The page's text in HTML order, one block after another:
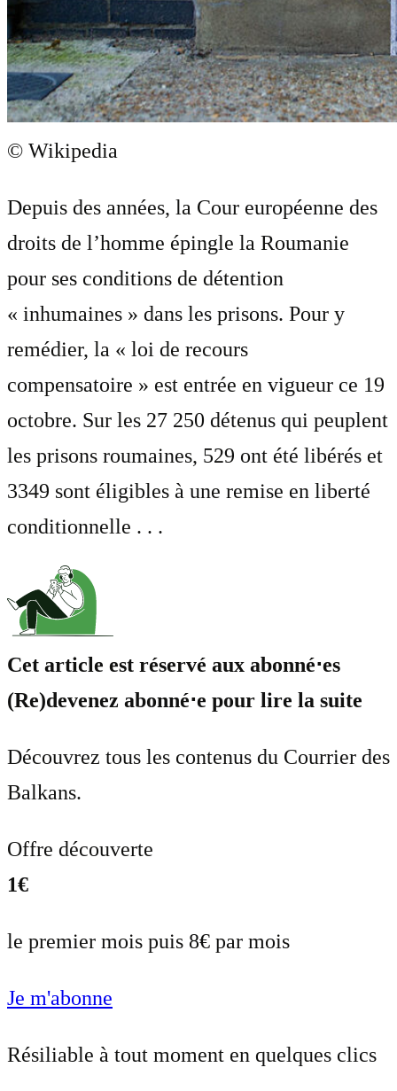
© Wikipedia
Depuis des années, la Cour européenne des
droits de l’homme épingle la Roumanie
pour ses conditions de détention
« inhumaines » dans les prisons. Pour y
remédier, la « loi de recours
compensatoire » est entrée en vigueur ce 19
octobre. Sur les 27 250 détenus qui peuplent
les prisons roumaines, 529 ont été libérés et
3349 sont éligibles à une remise en liberté
conditionnelle . . .
Cet article est réservé aux abonné⋅es
(Re)devenez abonné⋅e pour lire la suite
Découvrez tous les contenus du Courrier des
Balkans.
Offre découverte
1€
le premier mois puis 8€ par mois
Je m'abonne
Résiliable à tout moment en quelques clics